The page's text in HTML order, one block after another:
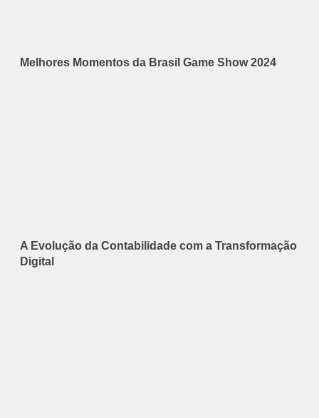
Melhores Momentos da Brasil Game Show 2024
A Evolução da Contabilidade com a Transformação
Digital